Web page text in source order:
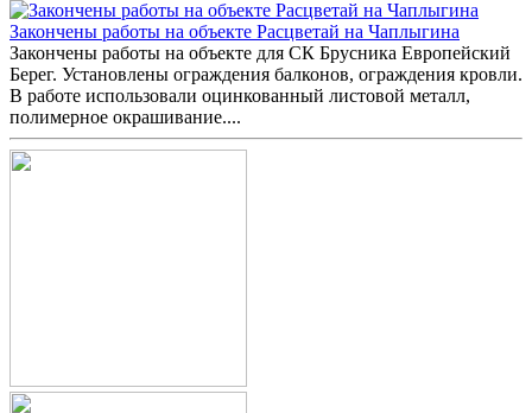
Закончены работы на объекте Расцветай на Чаплыгина
Закончены работы на объекте для СК Брусника Европейский
Берег. Установлены ограждения балконов, ограждения кровли.
В работе использовали оцинкованный листовой металл,
полимерное окрашивание....